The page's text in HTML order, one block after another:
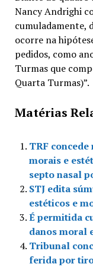
Nancy Andrighi
cumuladamente,
ocorre na
pedidos, como
Turmas que
Quarta Turmas)”.
Matérias
TRF
morais e
septo nasal
STJ edita
estéticos e
É permitida
danos moral
Tribunal
ferida por